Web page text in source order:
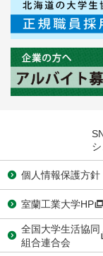
個人情報保護方針
室蘭工業大学HP
全国大学生活協同
組合連合会